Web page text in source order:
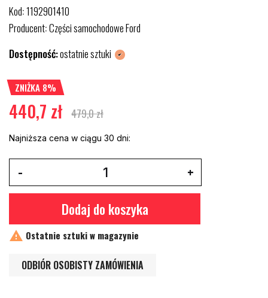
Kod:1192901410
Producent:Części samochodowe Ford
Dostępność:ostatnie sztuki
ZNIŻKA 8%
440,7 zł 479,0 zł
Najniższa cena w ciągu 30 dni:
Dodaj do koszyka
 Ostatnie sztuki w magazynie
ODBIÓR OSOBISTY ZAMÓWIENIA